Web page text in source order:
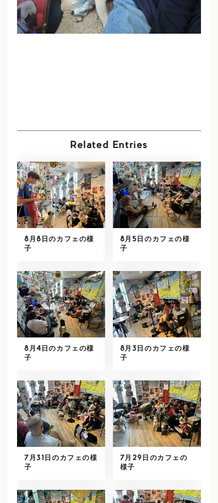
Related Entries
8月8日のカフェの様
子
8月5日のカフェの様
子
8月4日のカフェの様
子
8月3日のカフェの様
子
7月31日のカフェの様
子
7月29日のカフェの
様子